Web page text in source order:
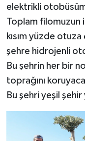
elektrikli
Toplam filomuzun
kısım yüzde
şehre hidrojenli
Bu şehrin her bir
toprağını
Bu şehri yeşil şehir